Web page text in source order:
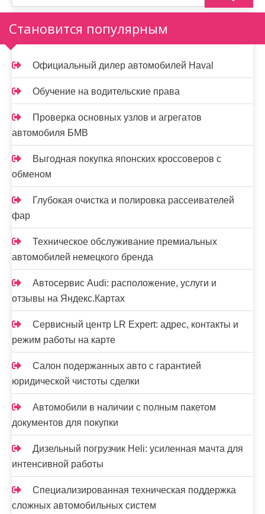
Становится популярным
Официальный дилер автомобилей Haval
Обучение на водительские права
Проверка основных узлов и агрегатов
автомобиля БМВ
Выгодная покупка японских кроссоверов с
обменом
Глубокая очистка и полировка рассеивателей
фар
Техническое обслуживание премиальных
автомобилей немецкого бренда
Автосервис Audi: расположение, услуги и
отзывы на Яндекс.Картах
Сервисный центр LR Expert: адрес, контакты и
режим работы на карте
Салон подержанных авто с гарантией
юридической чистоты сделки
Автомобили в наличии с полным пакетом
документов для покупки
Дизельный погрузчик Heli: усиленная мачта для
интенсивной работы
Специализированная техническая поддержка
сложных автомобильных систем